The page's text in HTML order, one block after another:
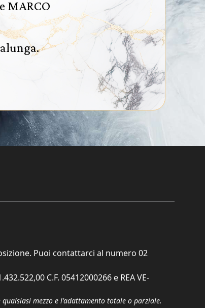
MARCO
Puoi contattarci al numero 02
C.F. 05412000266 e REA VE-
mezzo e l'adattamento totale o parziale.